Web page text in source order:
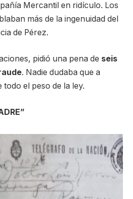
Mercantil en ridículo. Los
más de la ingenuidad del
de Pérez.
pidió una pena de seis
. Nadie dudaba que a
el peso de la ley.